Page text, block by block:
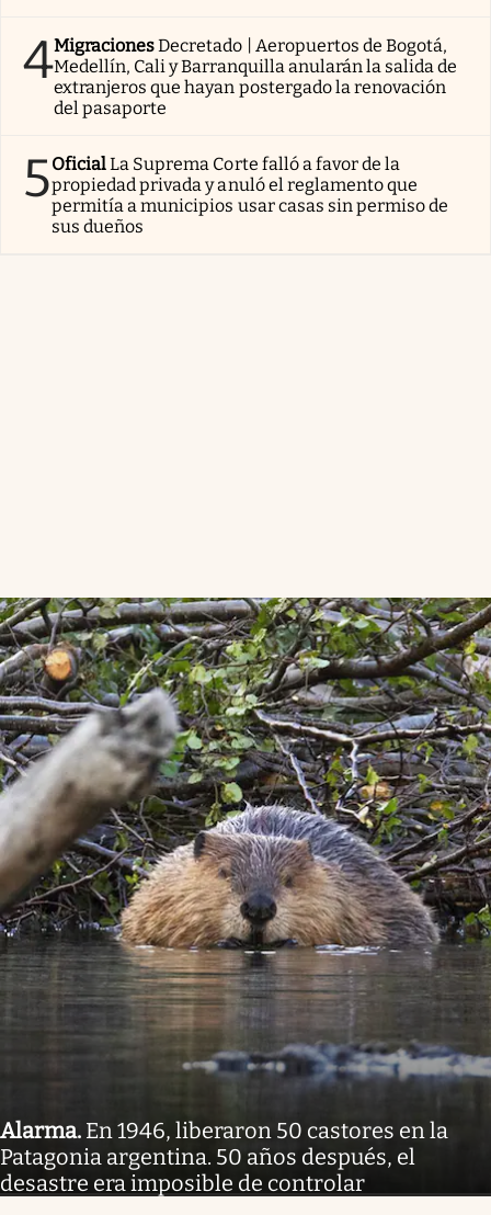
4MigracionesDecretado | Aeropuertos de Bogotá,
Medellín, Cali y Barranquilla anularán la salida de
extranjeros que hayan postergado la renovación
del pasaporte
5OficialLa Suprema Corte falló a favor de la
propiedad privada y anuló el reglamento que
permitía a municipios usar casas sin permiso de
sus dueños
Alarma. En 1946, liberaron 50 castores en la
Patagonia argentina. 50 años después, el
desastre era imposible de controlar